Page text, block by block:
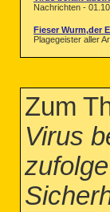
Nachrichten -
Fieser Wurm,der
Plagegeister aller
Zum
Virus